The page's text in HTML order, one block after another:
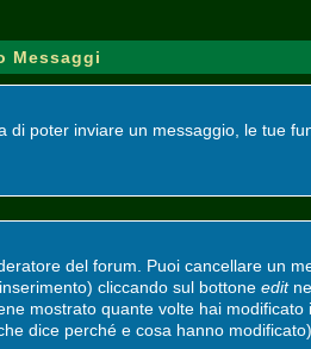
Messaggi
poter inviare un messaggio, le tue
del forum. Puoi cancellare un
cliccando sul bottone edit
mostrato quante volte hai
dice perché e cosa hanno